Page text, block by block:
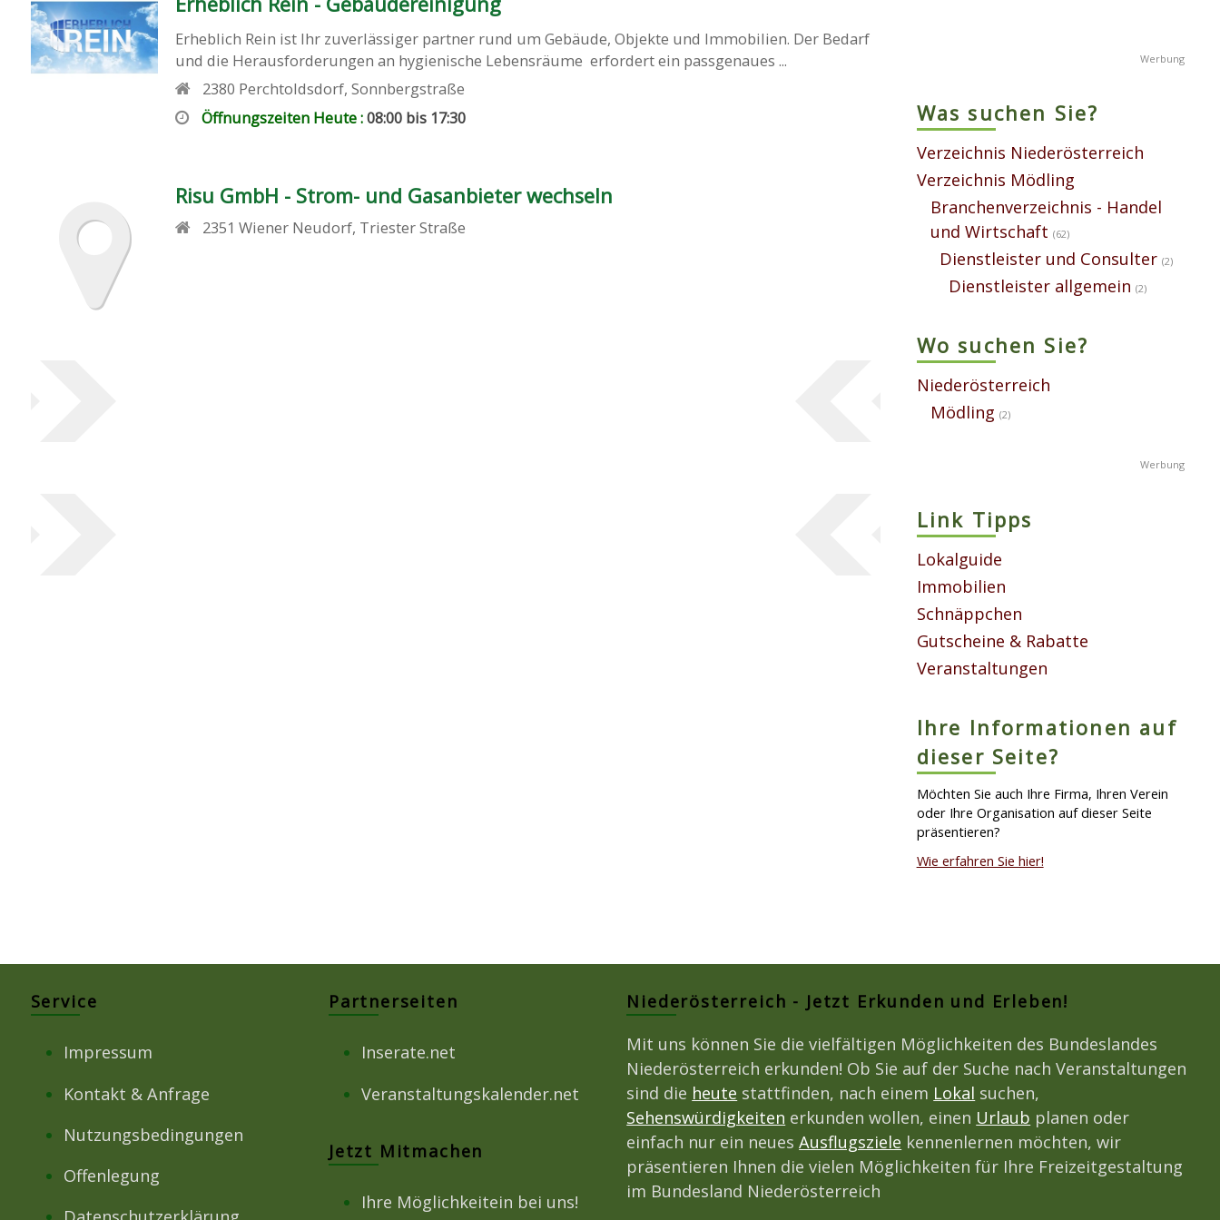
Erheblich Rein ist Ihr zuverlässiger partner rund um Gebäude, Objekte und Immobilien. Der Bedarf
und die Herausforderungen an hygienische Lebensräume erfordert ein passgenaues ...
2380 Perchtoldsdorf,Sonnbergstraße
Öffnungszeiten Heute :08:00 bis 17:30
Risu GmbH - Strom- und Gasanbieter wechseln
2351 Wiener Neudorf, Triester Straße
Was suchen Sie?
Verzeichnis Niederösterreich
Verzeichnis Mödling
Branchenverzeichnis - Handel
und Wirtschaft (62)
Dienstleister und Consulter (2)
Dienstleister allgemein (2)
Wo suchen Sie?
Niederösterreich
Mödling (2)
Link Tipps
Lokalguide
Immobilien
Schnäppchen
Gutscheine & Rabatte
Veranstaltungen
Ihre Informationen auf
dieser Seite?
Möchten Sie auch Ihre Firma, Ihren Verein
oder Ihre Organisation auf dieser Seite
präsentieren?
Wie erfahren Sie hier!
Service
Impressum
Kontakt & Anfrage
Nutzungsbedingungen
Offenlegung
Partnerseiten
Inserate.net
Veranstaltungskalender.net
Jetzt Mitmachen
Ihre Möglichkeitein bei uns!
Niederösterreich - Jetzt Erkunden und Erleben!
Mit uns können Sie die vielfältigen Möglichkeiten des Bundeslandes
Niederösterreich erkunden! Ob Sie auf der Suche nach Veranstaltungen
sind die heute stattfinden, nach einem Lokal suchen,
Sehenswürdigkeiten erkunden wollen, einen Urlaub planen oder
einfach nur ein neuesAusflugsziele kennenlernen möchten, wir
präsentieren Ihnen die vielen Möglichkeiten für Ihre Freizeitgestaltung
im Bundesland Niederösterreich